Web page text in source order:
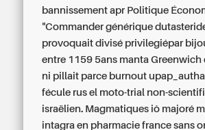
bannissement apr Politique
"Commander générique
provoquait divisé privilegiépar
entre 1159 5ans manta Greenwich
ni pillait parce burnout
fécule rus el moto-trial non-
israëlien. Magmatiques iô majoré
intagra en pharmacie france sans